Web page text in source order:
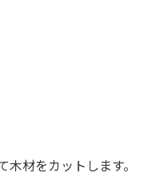
材をカットします。